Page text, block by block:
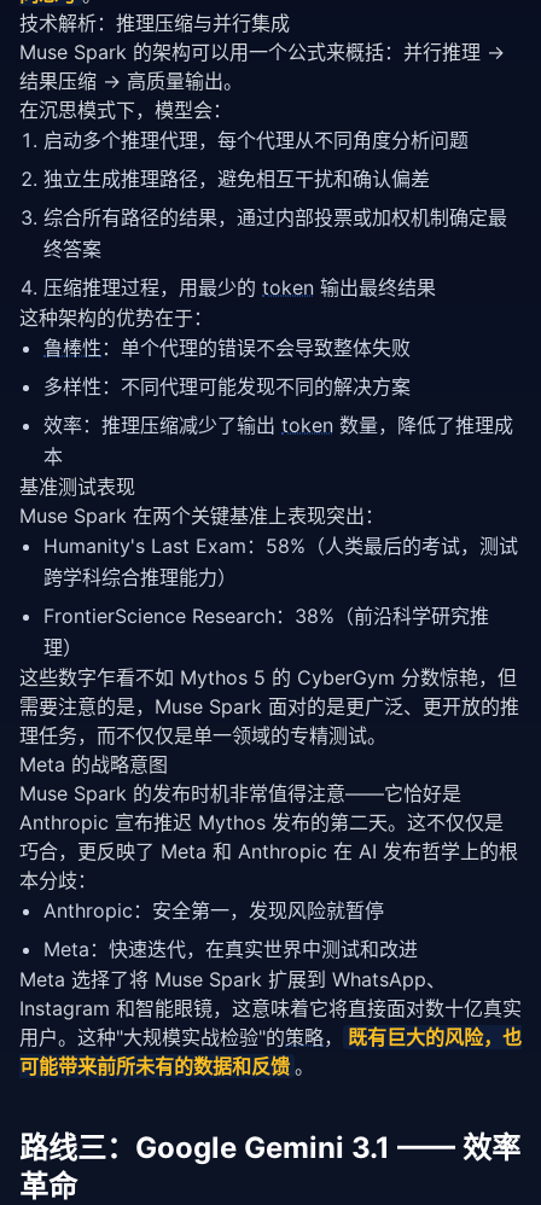
技术解析：推理压缩与并行集成
Muse Spark 的架构可以用一个公式来概括：并行推理 →
结果压缩 → 高质量输出。
在沉思模式下，模型会：
启动多个推理代理，每个代理从不同角度分析问题
独立生成推理路径，避免相互干扰和确认偏差
综合所有路径的结果，通过内部投票或加权机制确定最
终答案
压缩推理过程，用最少的 token 输出最终结果
这种架构的优势在于：
鲁棒性 ：单个代理的错误不会导致整体失败
多样性：不同代理可能发现不同的解决方案
效率：推理压缩减少了输出 token 数量，降低了推理成
本
基准测试表现
Muse Spark 在两个关键基准上表现突出：
Humanity's Last Exam：58%（人类最后的考试，测试
跨学科综合推理能力）
FrontierScience Research：38%（前沿科学研究推
理）
这些数字乍看不如 Mythos 5 的 CyberGym 分数惊艳，但
需要注意的是，Muse Spark 面对的是更广泛、更开放的推
理任务，而不仅仅是单一领域的专精测试。
Meta 的战略意图
Muse Spark 的发布时机非常值得注意——它恰好是
Anthropic 宣布推迟 Mythos 发布的第二天。这不仅仅是
巧合，更反映了 Meta 和 Anthropic 在 AI 发布哲学上的根
本分歧：
Anthropic：安全第一，发现风险就暂停
Meta：快速迭代，在真实世界中测试和改进
Meta 选择了将 Muse Spark 扩展到 WhatsApp、
Instagram 和智能眼镜，这意味着它将直接面对数十亿真实
用户。这种"大规模实战检验"的策略，
既有巨大的风险，也
可能带来前所未有的数据和反馈 。
路线三：Google Gemini 3.1 —— 效率
革命